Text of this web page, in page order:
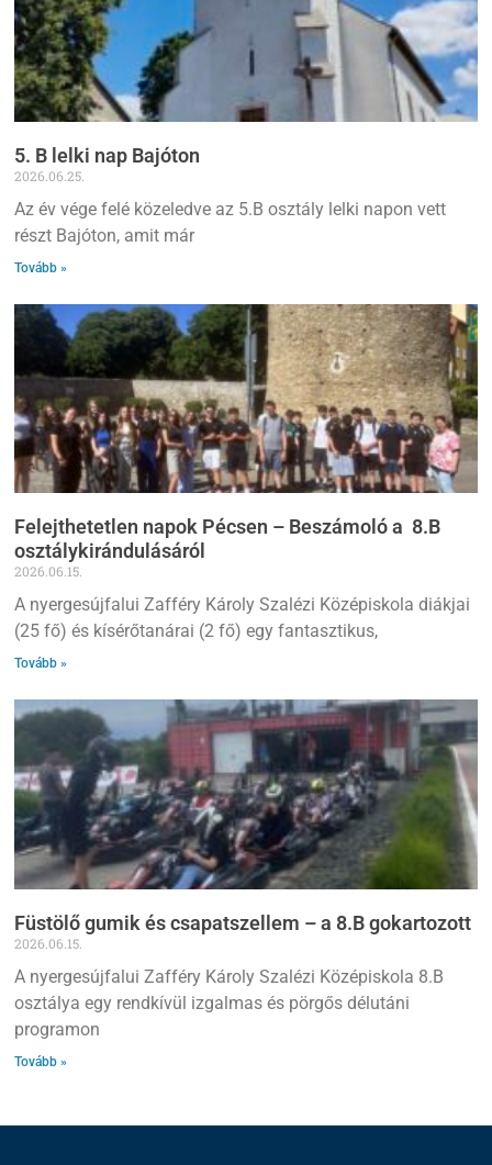
5. B lelki nap Bajóton
2026.06.25.
Az év vége felé közeledve az 5.B osztály lelki napon vett
részt Bajóton, amit már
Tovább »
Felejthetetlen napok Pécsen – Beszámoló a 8.B
osztálykirándulásáról
2026.06.15.
A nyergesújfalui Zafféry Károly Szalézi Középiskola diákjai
(25 fő) és kísérőtanárai (2 fő) egy fantasztikus,
Tovább »
Füstölő gumik és csapatszellem – a 8.B gokartozott
2026.06.15.
A nyergesújfalui Zafféry Károly Szalézi Középiskola 8.B
osztálya egy rendkívül izgalmas és pörgős délutáni
programon
Tovább »